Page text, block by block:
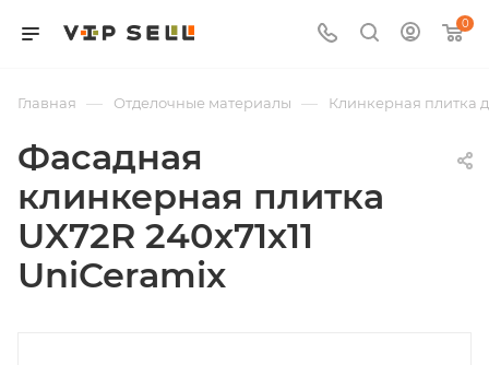
0
Главная — Отделочные материалы — Клинкерная плитка
Фасадная
клинкерная плитка
UX72R 240х71х11
UniCeramix